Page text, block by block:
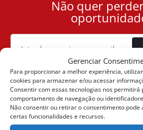
Gerenciar
Para proporcionar a melhor experiência,
cookies para armazenar e/ou acessar
Consentir com essas tecnologias nos permitirá
comportamento de navegação ou
Não consentir ou retirar o consentimento pode
certas funcionalidades e recursos.
Cookie
Não quer
(+30)